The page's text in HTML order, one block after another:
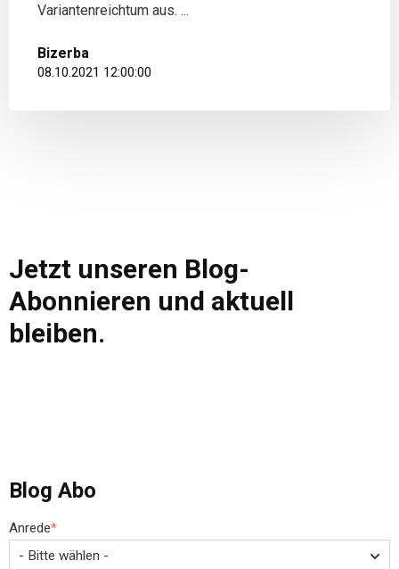
Variantenreichtum aus. ...
Bizerba
08.10.2021 12:00:00
Jetzt unseren Blog-
Abonnieren und aktuell
bleiben.
Blog Abo
Anrede*